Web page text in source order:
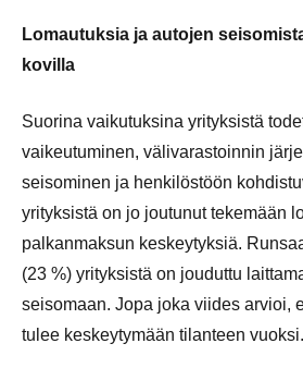
Lomautuksia ja autojen
kovilla
Suorina vaikutuksina yrityksistä
vaikeutuminen, välivarastoinnin
seisominen ja henkilöstöön
yrityksistä on jo joutunut tekemään
palkanmaksun keskeytyksiä.
(23 %) yrityksistä on jouduttu
seisomaan. Jopa joka viides arvioi,
tulee keskeytymään tilanteen vuoksi.